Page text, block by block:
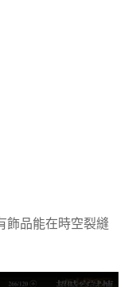
飾品能在時空裂縫